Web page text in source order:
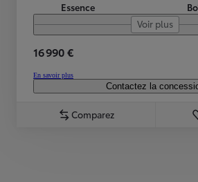
Essence
Voir plus
16 990 €
En savoir plus
Contactez la
Comparez